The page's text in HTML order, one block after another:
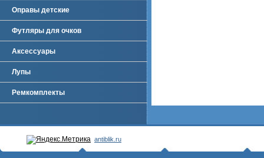
Оправы детские
Футляры для очков
Аксессуары
Лупы
Ремкомплекты
antiblik.ru